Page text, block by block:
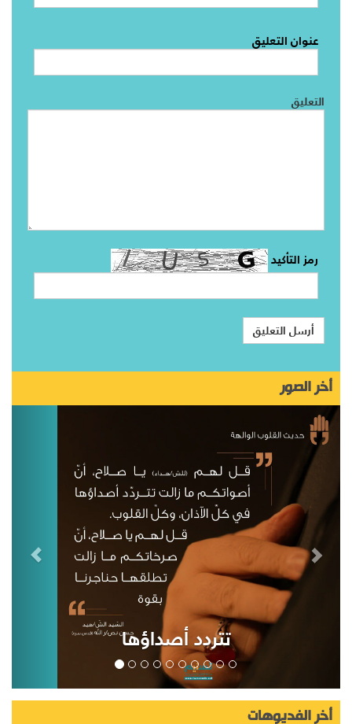
عنوان التعليق
التعليق
رمز التأكيد
أخر الصور
تتردد أصداؤها
أخر الفديوهات